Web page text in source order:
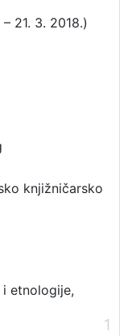
21. 3. 2018.)
knjižničarsko
etnologije,
1